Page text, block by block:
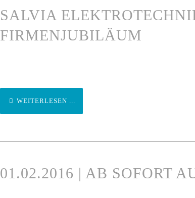
SALVIA
FIRMENJUBILÄUM
WEITERLESEN ...
01.02.2016 | AB SOFORT